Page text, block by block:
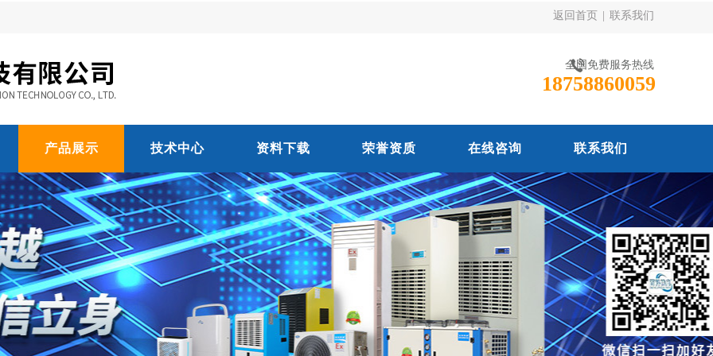
返回首页 联系我们
全国免费服务热线
18758860059
产品展示 技术中心 资料下载 荣誉资质 在线咨询 联系我们